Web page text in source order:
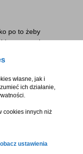
po to żeby
to samo inne
łapać uwagę i
pod nowe
i zobaczyć na czym
własne, jak i
ich działanie,
cookies innych niż
ustawienia